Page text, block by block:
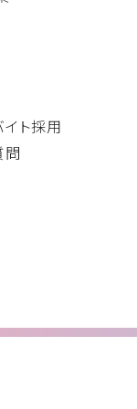
ト採用
問